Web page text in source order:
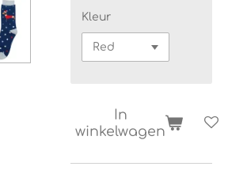
Kleur
In
winkelwagen